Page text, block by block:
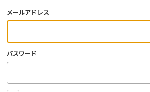
メールアドレス
パスワード